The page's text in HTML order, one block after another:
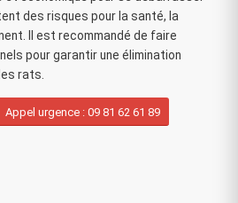
des risques pour la santé, la
Il est recommandé de faire
pour garantir une élimination
rats.
Appel urgence : 09 81 62 61 89